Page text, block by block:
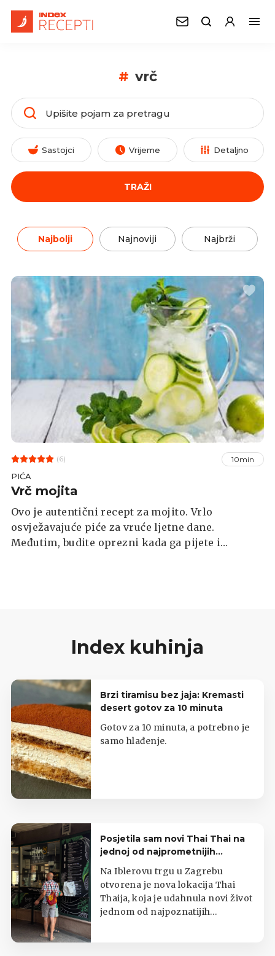
# vrč
Sastojci Vrijeme Detaljno
TRAŽI
Najbolji Najnoviji Najbrži
(6) 10min
PIĆA
Vrč mojita
Ovo je autentični recept za mojito. Vrlo
osvježavajuće piće za vruće ljetne dane.
Međutim, budite oprezni kada ga pijete i
Index kuhinja
Brzi tiramisu bez jaja: Kremasti
desert gotov za 10 minuta
Gotov za 10 minuta, a potrebno je
samo hlađenje.
Posjetila sam novi Thai Thai na
jednoj od najprometnijih
zagrebačkih lokacija
Na Iblerovu trgu u Zagrebu
otvorena je nova lokacija Thai
Thaija, koja je udahnula novi život
jednom od najpoznatijih